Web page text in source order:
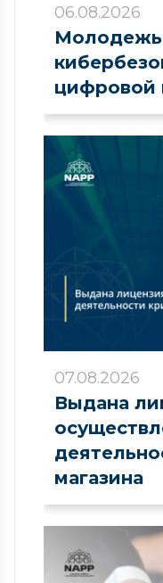
06.08.2026
Молодежь
цифровой
07.08.2026
Выдана
магазина